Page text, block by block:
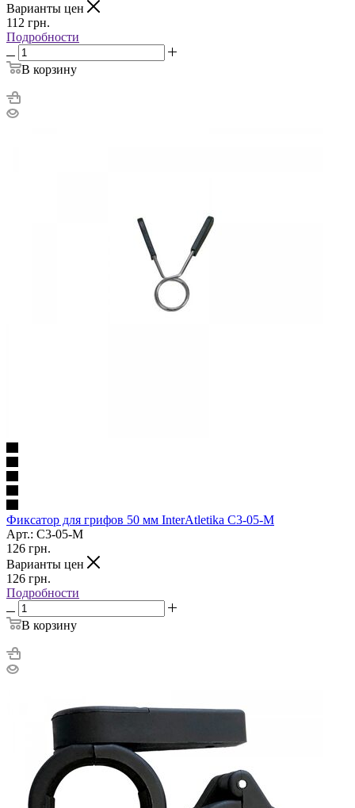
Варианты цен
112 грн.
Подробности
В корзину
Фиксатор для грифов 50 мм InterAtletika C3-05-М
Арт.: C3-05-М
126 грн.
Варианты цен
126 грн.
Подробности
В корзину